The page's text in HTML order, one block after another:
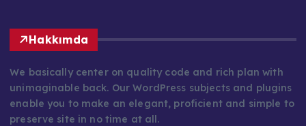
Hakkımda
We basically center on quality code and rich plan with
unimaginable back. Our WordPress subjects and plugins
enable you to make an elegant, proficient and simple to
preserve site in no time at all.